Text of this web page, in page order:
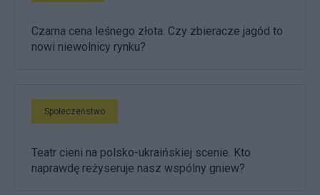
Czarna cena leśnego złota. Czy zbieracze jagód to
nowi niewolnicy rynku?
Społeczeństwo
Teatr cieni na polsko-ukraińskiej scenie. Kto
naprawdę reżyseruje nasz wspólny gniew?